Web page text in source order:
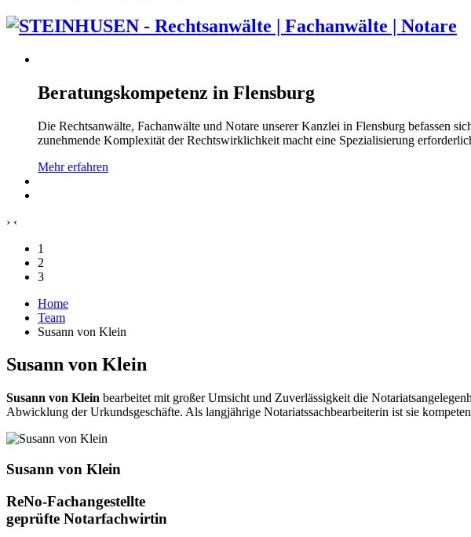
Beratungskompetenz in Flensburg
Die Rechtsanwälte, Fachanwälte und Notare unserer Kanzlei in Flensburg befassen
zunehmende Komplexität der Rechtswirklichkeit macht eine Spezialisierung
Mehr erfahren
› ‹
1
2
3
Home
Team
Susann von Klein
Susann von Klein
Susann von Klein bearbeitet mit großer Umsicht und Zuverlässigkeit die
Abwicklung der Urkundsgeschäfte. Als langjährige Notariatssachbearbeiterin ist sie
Susann von Klein
ReNo-Fachangestellte
geprüfte Notarfachwirtin